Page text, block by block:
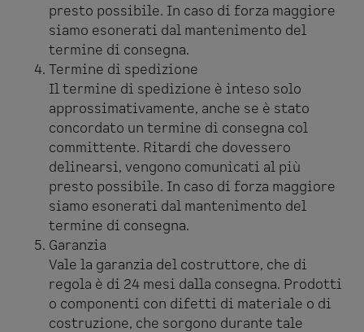
presto possibile. In caso di forza maggiore
siamo esonerati dal mantenimento del
termine di consegna.
Termine di spedizione
Il termine di spedizione è inteso solo
approssimativamente, anche se è stato
concordato un termine di consegna col
committente. Ritardi che dovessero
delinearsi, vengono comunicati al più
presto possibile. In caso di forza maggiore
siamo esonerati dal mantenimento del
termine di consegna.
Garanzia
Vale la garanzia del costruttore, che di
regola è di 24 mesi dalla consegna. Prodotti
o componenti con difetti di materiale o di
costruzione, che sorgono durante tale